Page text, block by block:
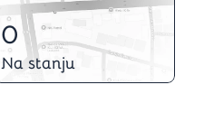
0
Na stanju